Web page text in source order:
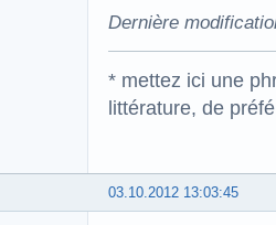
Dernière
* mettez ici une
littérature, de
03.10.2012 13:03:45